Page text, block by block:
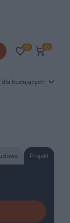
0 0
dla budujących
Projekt